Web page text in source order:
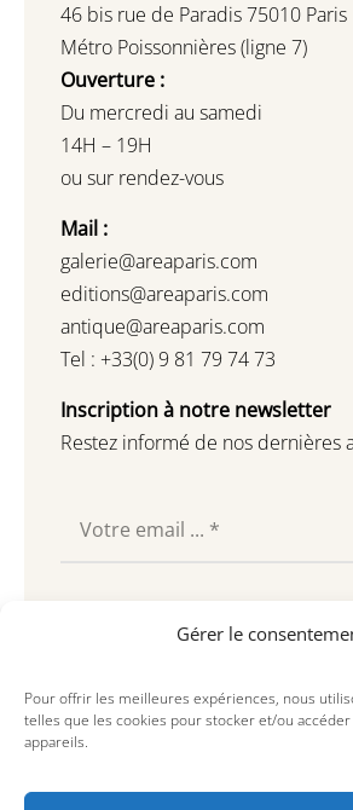
Gérer le
Pour offrir les meilleures expériences, nous
telles que les cookies pour stocker et/ou
appareils.
46 bis rue de Paradis 75010 Paris
Métro Poissonnières (ligne 7)
Ouverture :
Du mercredi au samedi
14H – 19H
ou sur rendez-vous
Mail :
galerie@areaparis.com
editions@areaparis.com
antique@areaparis.com
Tel : +33(0) 9 81 79 74 73
Inscription à notre newsletter
Restez informé de nos dernières
Souscrire